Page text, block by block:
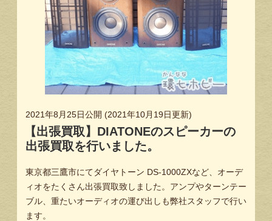
2021年8月25日公開 (2021年10月19日更新)
【出張買取】DIATONEのスピーカーの
出張買取を行いました。
東京都三鷹市にてダイヤトーン DS-1000ZXなど、オーデ
ィオをたくさん出張買取致しました。アンプやターンテー
ブル、重たいオーディオの運び出しも弊社スタッフで行い
ます。